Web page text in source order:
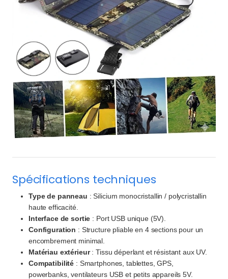
Spécifications techniques
Type de panneau : Silicium monocristallin / polycristallin
haute efficacité.
Interface de sortie : Port USB unique (5V).
Configuration : Structure pliable en 4 sections pour un
encombrement minimal.
Matériau extérieur: Tissu déperlant et résistant aux UV.
Compatibilité : Smartphones, tablettes, GPS,
powerbanks, ventilateurs USB et petits appareils 5V.